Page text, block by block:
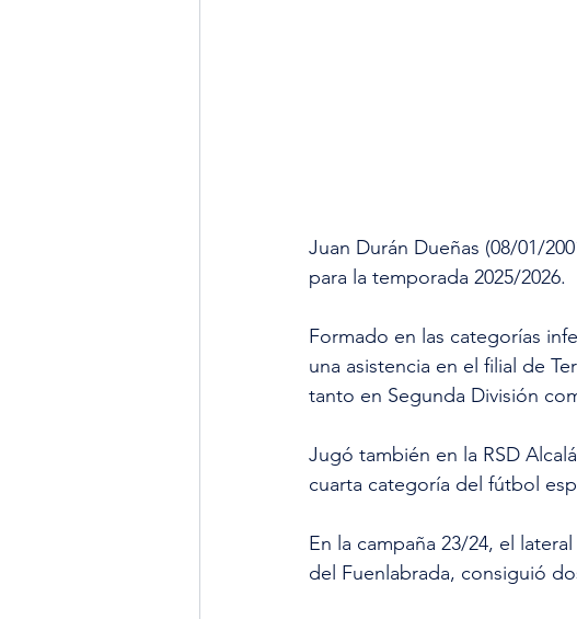
Juan Durán Dueñas (08/01/
para la temporada 2025/2026.
Formado en las categorías
una asistencia en el filial de
tanto en Segunda División
Jugó también en la RSD
cuarta categoría del fútbol
En la campaña 23/24, el
del Fuenlabrada, consiguió